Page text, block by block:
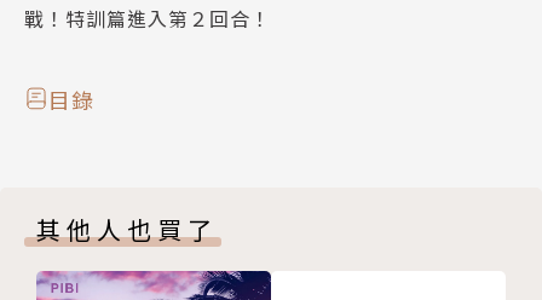
戰！特訓篇進入第２回合！
目錄
其他人也買了